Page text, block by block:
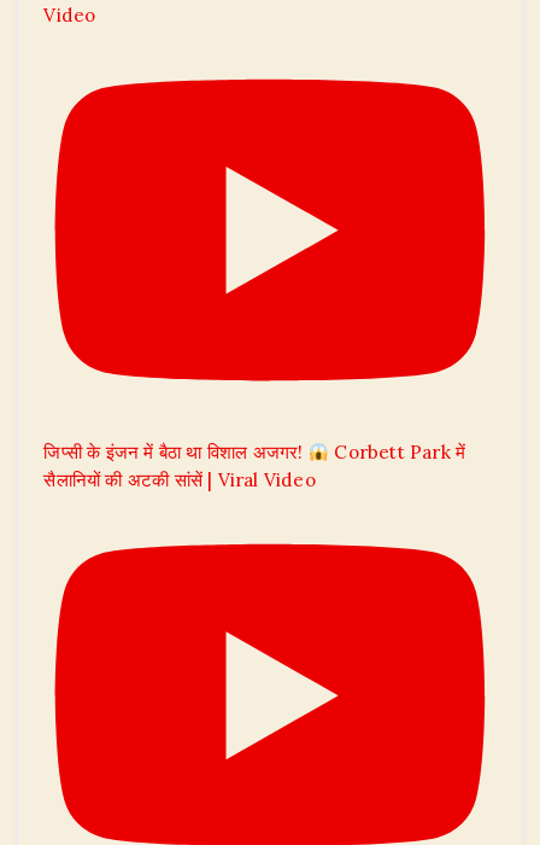
Video
जिप्सी के इंजन में बैठा था विशाल अजगर!
Corbett Park में
सैलानियों की अटकी सांसें | Viral Video